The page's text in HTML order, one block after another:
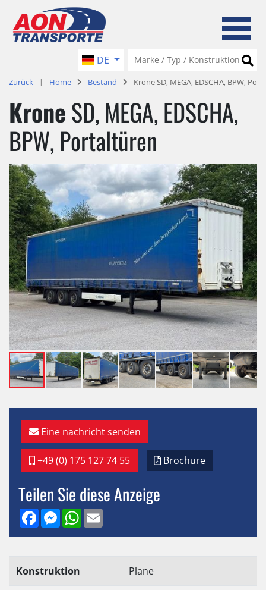
DE
Zurück Home Bestand Krone SD, MEGA, EDSCHA, BPW,
KroneSD, MEGA, EDSCHA,
BPW, Portaltüren
Eine nachricht senden
+49 (0) 175 127 74 55 Brochure
Teilen Sie diese Anzeige
FacebookMessengerWhatsApp
Konstruktion Plane